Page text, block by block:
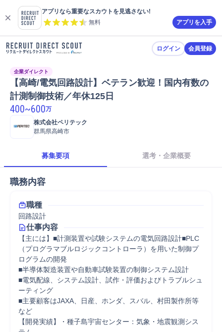
アプリなら重要なスカウトを見逃さない!
無料
アプリを入手
ログイン 会員登録
企業ダイレクト
【高崎/電気回路設計】ベテラン歓迎！国内有数の
計測制御技術／年休125日
400~600万
株式会社ペリテック
群馬県高崎市
募集要項 選考・企業概要
職務内容
職種
回路設計
仕事内容
【主には】■計測装置や試験システムの電気回路設計■PLC
（プログラマブルロジックコントローラ）を用いた制御プ
ログラムの開発
■半導体製造装置や自動車試験装置の制御システム設計
■電気配線、システム設計、試作・評価およびトラブルシュ
ーティング
■主要顧客はJAXA、日産、ホンダ、スバル、村田製作所等
など
【開発実績】・種子島宇宙センター：気象・地震観測シス